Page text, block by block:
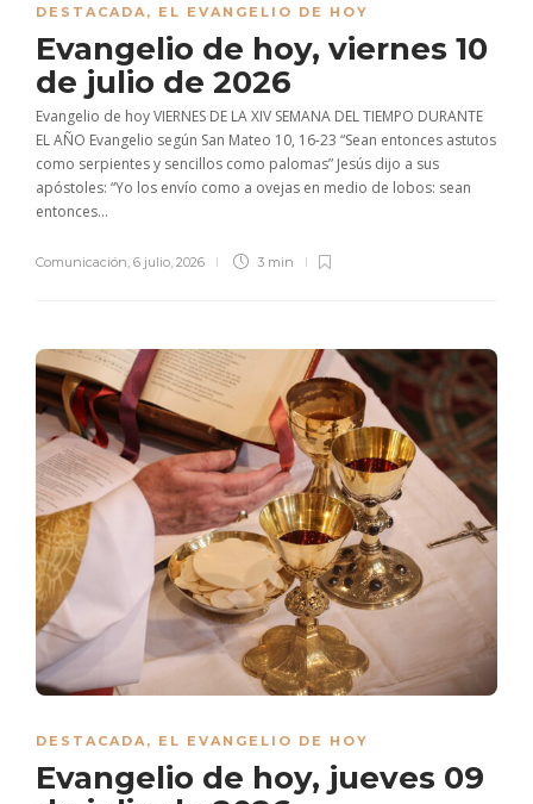
DESTACADA, EL EVANGELIO DE HOY
Evangelio de hoy, viernes 10
de julio de 2026
Evangelio de hoy VIERNES DE LA XIV SEMANA DEL TIEMPO DURANTE
EL AÑO Evangelio según San Mateo 10, 16-23 “Sean entonces astutos
como serpientes y sencillos como palomas” Jesús dijo a sus
apóstoles: “Yo los envío como a ovejas en medio de lobos: sean
entonces...
Comunicación, 6 julio, 2026 3 min
DESTACADA, EL EVANGELIO DE HOY
Evangelio de hoy, jueves 09